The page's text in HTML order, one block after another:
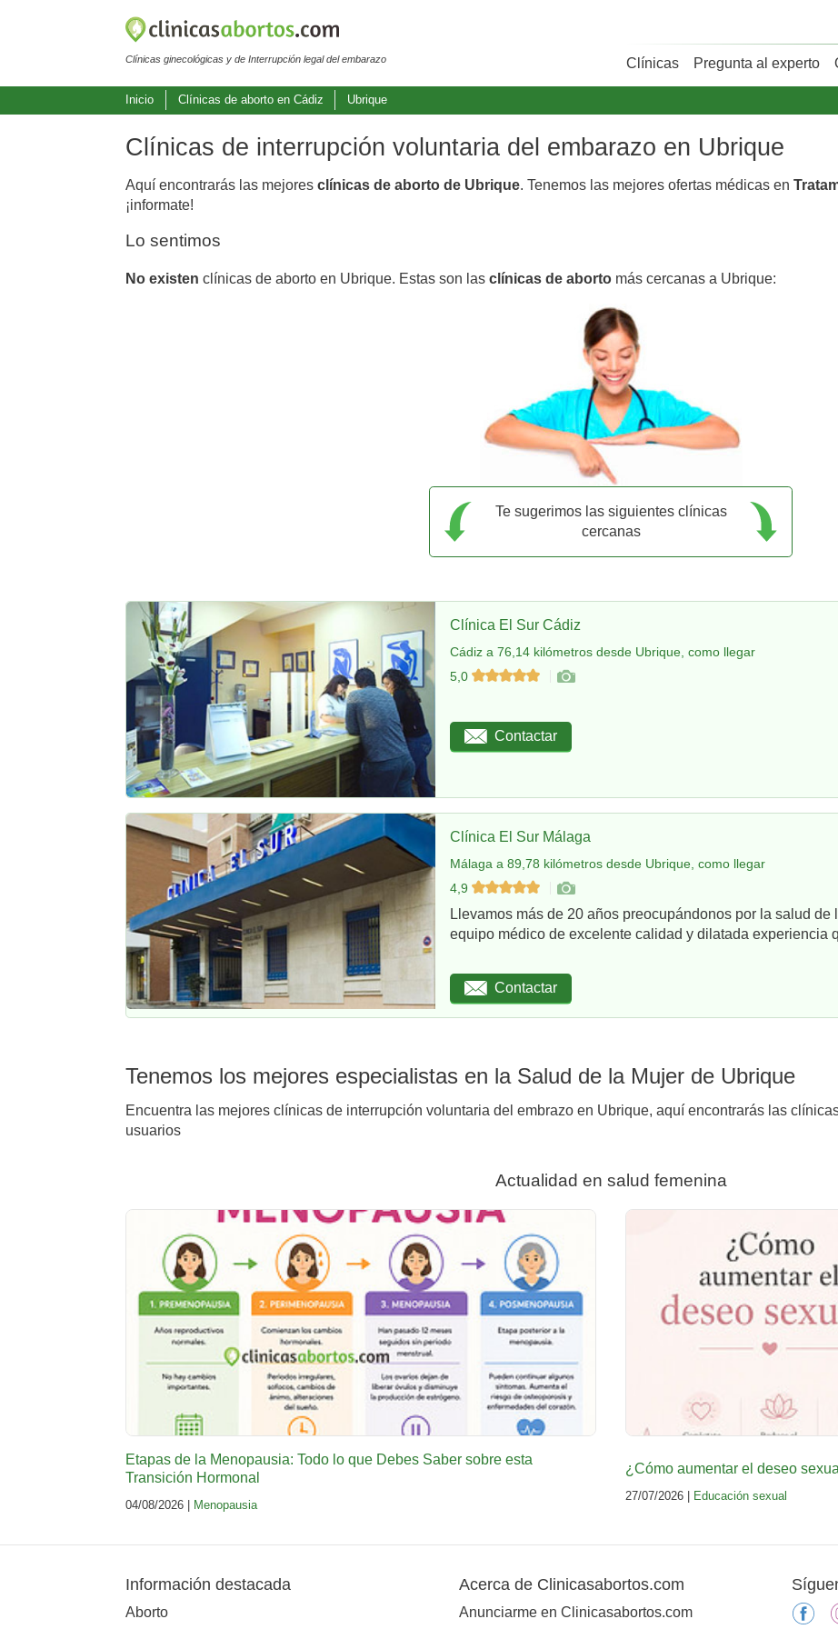
Clínicas ginecológicas y de Interrupción legal del embarazo Clínicas Pregunta al experto
Inicio Clínicas de aborto en Cádiz Ubrique
Clínicas de interrupción voluntaria del embarazo en Ubrique
Aquí encontrarás las mejores clínicas de aborto de Ubrique. Tenemos las mejores ofertas médicas en
¡informate!
Lo sentimos
No existen clínicas de aborto en Ubrique. Estas son las clínicas de aborto más cercanas a Ubrique:
Te sugerimos las siguientes clínicas
cercanas
Clínica El Sur Cádiz
Cádiz a 76,14 kilómetros desde Ubrique, como llegar
5,0
Contactar
Clínica El Sur Málaga
Málaga a 89,78 kilómetros desde Ubrique, como llegar
4,9
Llevamos más de 20 años preocupándonos por la salud de
equipo médico de excelente calidad y dilatada experiencia
Contactar
Tenemos los mejores especialistas en la Salud de la Mujer de Ubrique
Encuentra las mejores clínicas de interrupción voluntaria del embrazo en Ubrique, aquí encontrarás las
usuarios
Actualidad en salud femenina
Etapas de la Menopausia: Todo lo que Debes Saber sobre esta
Transición Hormonal
04/08/2026 | Menopausia
¿Cómo aumentar el deseo
27/07/2026 | Educación sexual
Información destacada
Aborto
Acerca de Clinicasabortos.com
Anunciarme en Clinicasabortos.com